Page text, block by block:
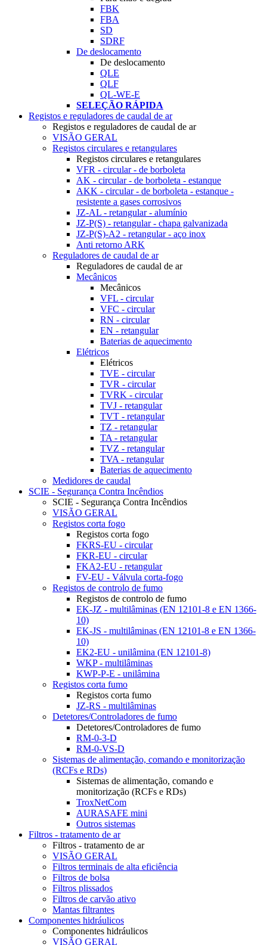
FBK
FBA
SD
SDRF
De deslocamento
De deslocamento
QLE
QLF
QL-WE-E
SELEÇÃO RÁPIDA
Registos e reguladores de caudal de ar
Registos e reguladores de caudal de ar
VISÃO GERAL
Registos circulares e retangulares
Registos circulares e retangulares
VFR - circular - de borboleta
AK - circular - de borboleta - estanque
AKK - circular - de borboleta - estanque -
resistente a gases corrosivos
JZ-AL - retangular - alumínio
JZ-P(S) - retangular - chapa galvanizada
JZ-P(S)-A2 - retangular - aço inox
Anti retorno ARK
Reguladores de caudal de ar
Reguladores de caudal de ar
Mecânicos
Mecânicos
VFL - circular
VFC - circular
RN - circular
EN - retangular
Baterias de aquecimento
Elétricos
Elétricos
TVE - circular
TVR - circular
TVRK - circular
TVJ - retangular
TVT - retangular
TZ - retangular
TA - retangular
TVZ - retangular
TVA - retangular
Baterias de aquecimento
Medidores de caudal
SCIE - Segurança Contra Incêndios
SCIE - Segurança Contra Incêndios
VISÃO GERAL
Registos corta fogo
Registos corta fogo
FKRS-EU - circular
FKR-EU - circular
FKA2-EU - retangular
FV-EU - Válvula corta-fogo
Registos de controlo de fumo
Registos de controlo de fumo
EK-JZ - multilâminas (EN 12101-8 e EN 1366-
10)
EK-JS - multilâminas (EN 12101-8 e EN 1366-
10)
EK2-EU - unilâmina (EN 12101-8)
WKP - multilâminas
KWP-P-E - unilâmina
Registos corta fumo
Registos corta fumo
JZ-RS - multilâminas
Detetores/Controladores de fumo
Detetores/Controladores de fumo
RM-0-3-D
RM-0-VS-D
Sistemas de alimentação, comando e monitorização
(RCFs e RDs)
Sistemas de alimentação, comando e
monitorização (RCFs e RDs)
TroxNetCom
AURASAFE mini
Outros sistemas
Filtros - tratamento de ar
Filtros - tratamento de ar
VISÃO GERAL
Filtros terminais de alta eficiência
Filtros de bolsa
Filtros plissados
Filtros de carvão ativo
Mantas filtrantes
Componentes hidráulicos
Componentes hidráulicos
VISÃO GERAL